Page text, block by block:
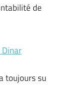
de
toujours su